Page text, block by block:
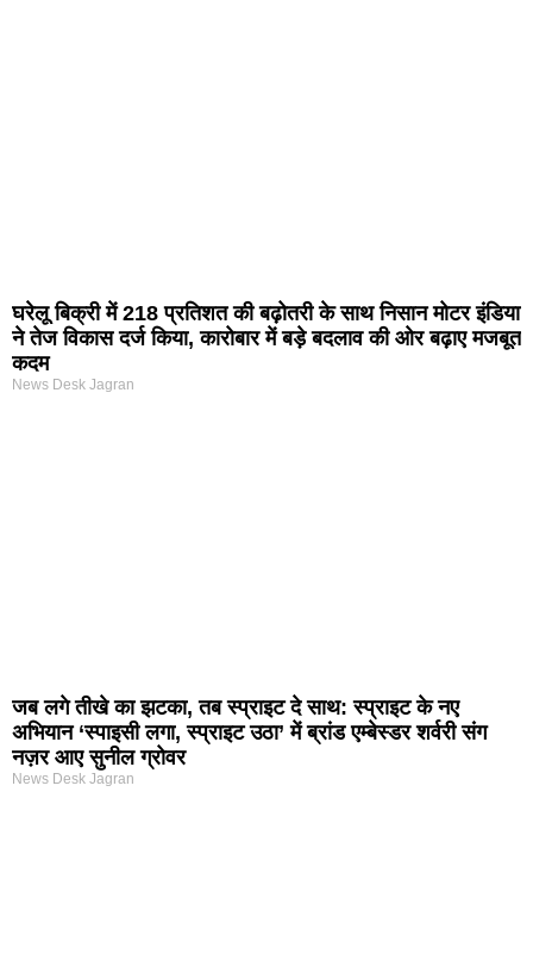
घरेलू बिक्री में 218 प्रतिशत की बढ़ोतरी के साथ निसान मोटर इंडिया
ने तेज विकास दर्ज किया, कारोबार में बड़े बदलाव की ओर बढ़ाए मजबूत
कदम
News Desk Jagran
जब लगे तीखे का झटका, तब स्प्राइट दे साथ: स्प्राइट के नए
अभियान ‘स्पाइसी लगा, स्प्राइट उठा’ में ब्रांड एम्बेस्डर शर्वरी संग
नज़र आए सुनील ग्रोवर
News Desk Jagran